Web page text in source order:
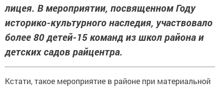
лицея. В мероприятии, посвященном Году
историко-культурного наследия, участвовало
более 80 детей-15 команд из школ района и
детских садов райцентра.
Кстати, такое мероприятие в районе при материальной